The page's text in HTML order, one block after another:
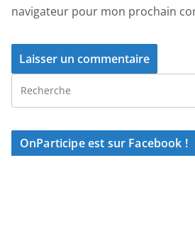
navigateur pour mon prochain
OnParticipe est sur Facebook !